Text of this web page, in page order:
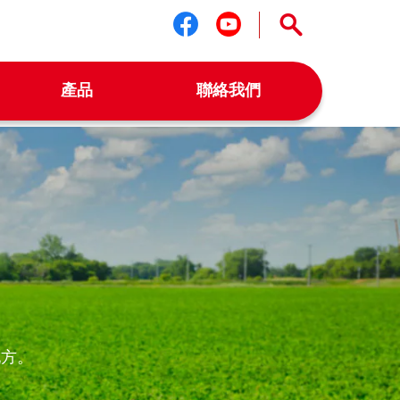
關注我們 facebook
關注我們
產品 聯絡我們
。